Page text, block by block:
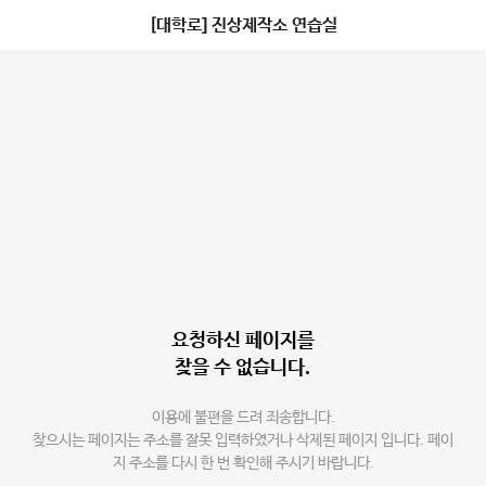
[대학로] 진상제작소 연습실
요청하신 페이지를
찾을 수 없습니다.
이용에 불편을 드려 죄송합니다.
찾으시는 페이지는 주소를 잘못 입력하였거나 삭제된 페이지 입니다. 페이
지 주소를 다시 한 번 확인해 주시기 바랍니다.